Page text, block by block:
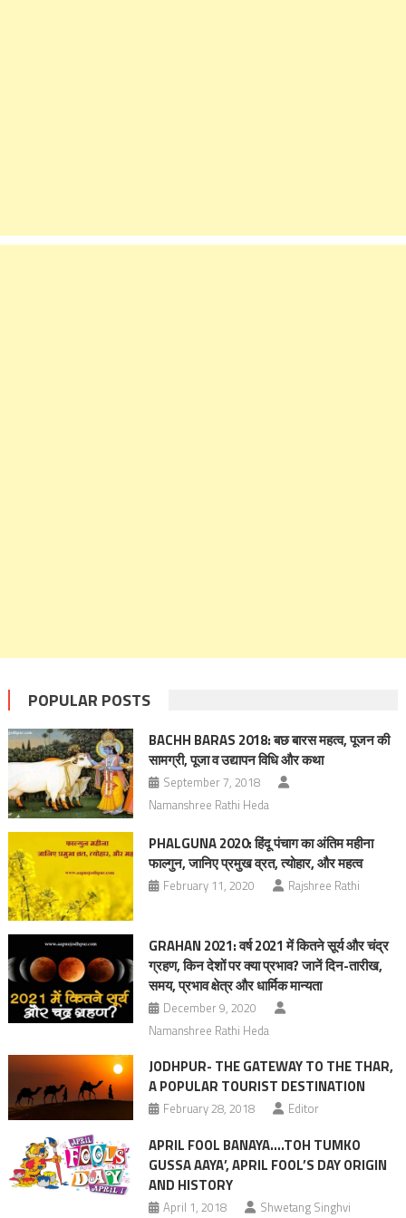
POPULAR POSTS
BACHH BARAS 2018: बछ बारस महत्व, पूजन की
सामग्री, पूजा व उद्यापन विधि और कथा
September 7, 2018
Namanshree Rathi Heda
PHALGUNA 2020: हिंदू पंचाग का अंतिम महीना
फाल्गुन, जानिए प्रमुख व्रत, त्योहार, और महत्व
February 11, 2020 Rajshree Rathi
GRAHAN 2021: वर्ष 2021 में कितने सूर्य और चंद्र
ग्रहण, किन देशों पर क्‍या प्रभाव? जानें दिन-तारीख,
समय, प्रभाव क्षेत्र और धार्मिक मान्यता
December 9, 2020
Namanshree Rathi Heda
JODHPUR- THE GATEWAY TO THE THAR,
A POPULAR TOURIST DESTINATION
February 28, 2018 Editor
APRIL FOOL BANAYA….TOH TUMKO
GUSSA AAYA’, APRIL FOOL’S DAY ORIGIN
AND HISTORY
April 1, 2018 Shwetang Singhvi